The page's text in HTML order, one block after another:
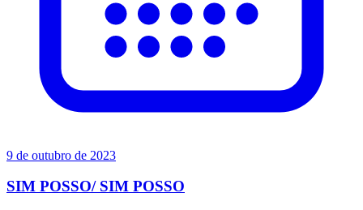
9 de outubro de 2023
SIM POSSO/ SIM POSSO